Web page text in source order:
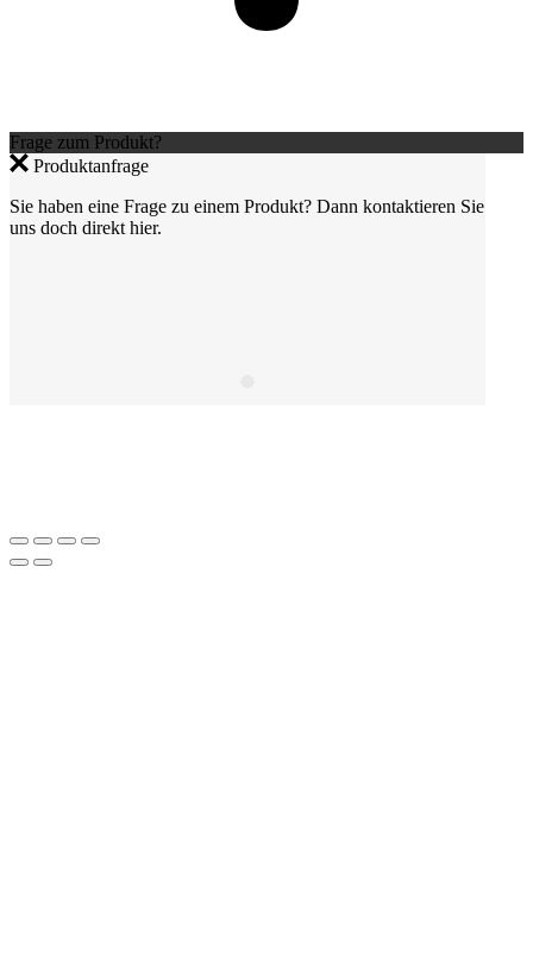
Frage zum Produkt?
Produktanfrage
Sie haben eine Frage zu einem Produkt? Dann kontaktieren Sie
uns doch direkt hier.